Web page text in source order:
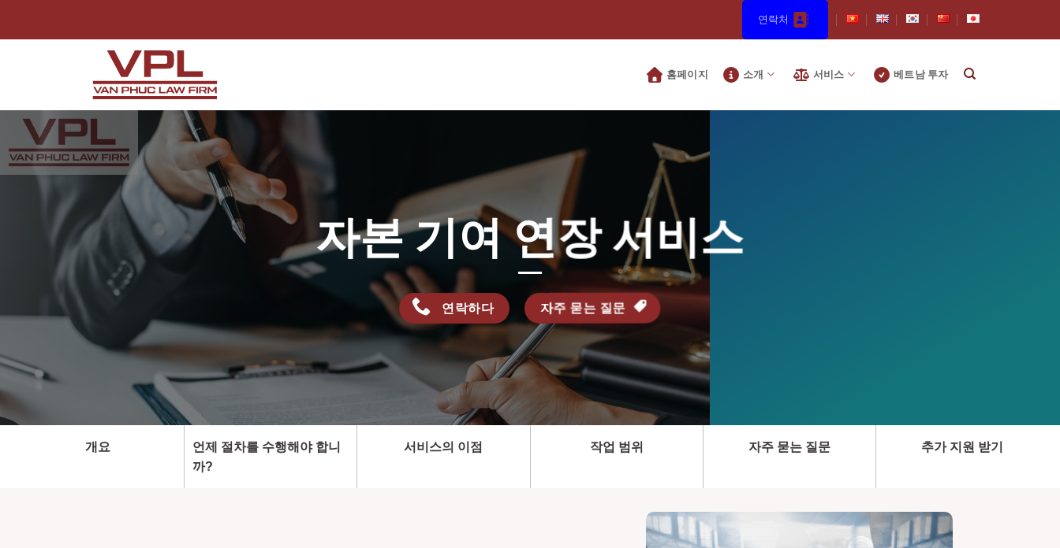
연락처
홈페이지 소개 서비스 베트남 투자
자본 기여 연장 서비스
연락하다 자주 묻는 질문
개요
언제 절차를 수행해야 합니
까?
서비스의 이점 작업 범위 자주 묻는 질문 추가 지원 받기